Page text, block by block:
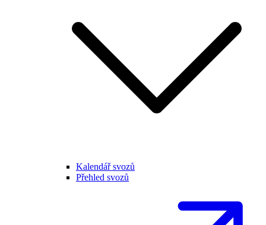
Kalendář svozů
Přehled svozů